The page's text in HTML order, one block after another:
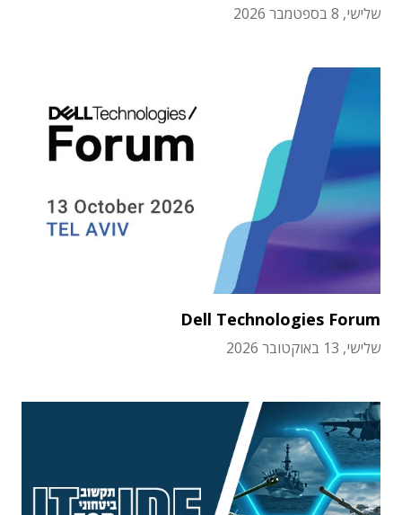
שלישי, 8 בספטמבר 2026
Dell Technologies Forum
שלישי, 13 באוקטובר 2026